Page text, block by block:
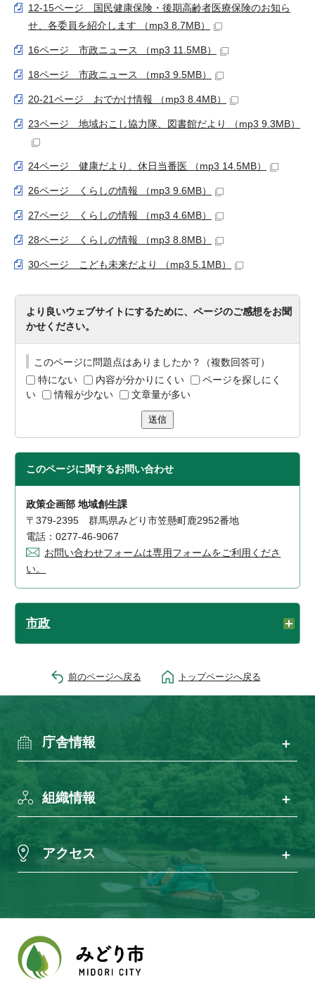
12-15ページ 国民健康保険・後期高齢者医療保険のお知ら
せ、各委員を紹介します （mp3 8.7MB）
16ページ 市政ニュース （mp3 11.5MB）
18ページ 市政ニュース （mp3 9.5MB）
20-21ページ おでかけ情報 （mp3 8.4MB）
23ページ 地域おこし協力隊、図書館だより （mp3 9.3MB）
24ページ 健康だより、休日当番医 （mp3 14.5MB）
26ページ くらしの情報 （mp3 9.6MB）
27ページ くらしの情報 （mp3 4.6MB）
28ページ くらしの情報 （mp3 8.8MB）
30ページ こども未来だより （mp3 5.1MB）
より良いウェブサイトにするために、ページのご感想をお聞
かせください。
このページに問題点はありましたか？（複数回答可）
特にない
内容が分かりにくい
ページを探しにく
い
情報が少ない 文章量が多い
送信
このページに関するお問い合わせ
政策企画部 地域創生課
〒379-2395 群馬県みどり市笠懸町鹿2952番地
電話：0277-46-9067
お問い合わせフォームは専用フォームをご利用くださ
い。
市政
前のページへ戻る トップページへ戻る
庁舎情報
組織情報
アクセス